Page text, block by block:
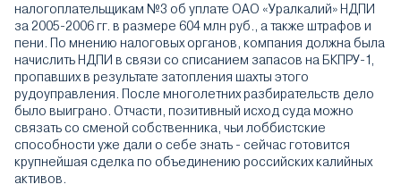
налогоплательщикам №3 об уплате ОАО «Уралкалий» НДПИ
за 2005-2006 гг. в размере 604 млн руб., а также штрафов и
пени. По мнению налоговых органов, компания должна была
начислить НДПИ в связи со списанием запасов на БКПРУ-1,
пропавших в результате затопления шахты этого
рудоуправления. После многолетних разбирательств дело
было выиграно. Отчасти, позитивный исход суда можно
связать со сменой собственника, чьи лоббистские
способности уже дали о себе знать - сейчас готовится
крупнейшая сделка по объединению российских калийных
активов.